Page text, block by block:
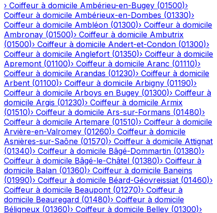
› Coiffeur à domicile Ambérieu-en-Bugey (01500)›
Coiffeur à domicile Ambérieux-en-Dombes (01330)›
Coiffeur à domicile Ambléon (01300)› Coiffeur à domicile
Ambronay (01500)› Coiffeur à domicile Ambutrix
(01500)› Coiffeur à domicile Andert-et-Condon (01300)›
Coiffeur à domicile Anglefort (01350)› Coiffeur à domicile
Apremont (01100)› Coiffeur à domicile Aranc (01110)›
Coiffeur à domicile Arandas (01230)› Coiffeur à domicile
Arbent (01100)› Coiffeur à domicile Arbigny (01190)›
Coiffeur à domicile Arboys en Bugey (01300)› Coiffeur à
domicile Argis (01230)› Coiffeur à domicile Armix
(01510)› Coiffeur à domicile Ars-sur-Formans (01480)›
Coiffeur à domicile Artemare (01510)› Coiffeur à domicile
Arvière-en-Valromey (01260)› Coiffeur à domicile
Asnières-sur-Saône (01570)› Coiffeur à domicile Attignat
(01340)› Coiffeur à domicile Bâgé-Dommartin (01380)›
Coiffeur à domicile Bâgé-le-Châtel (01380)› Coiffeur à
domicile Balan (01360)› Coiffeur à domicile Baneins
(01990)› Coiffeur à domicile Béard-Géovreissiat (01460)›
Coiffeur à domicile Beaupont (01270)› Coiffeur à
domicile Beauregard (01480)› Coiffeur à domicile
Béligneux (01360)› Coiffeur à domicile Belley (01300)›